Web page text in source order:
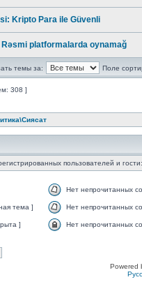
Kripto Para ile Güvenli
platformalarda oynamağ
темы за: Поле
308 ]
пользователей и
Нет непрочитанных
тема ] Нет непрочитанных
] Нет непрочитанных
Powered